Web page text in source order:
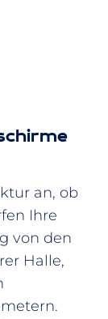
an, ob
Ihre
von den
Halle,